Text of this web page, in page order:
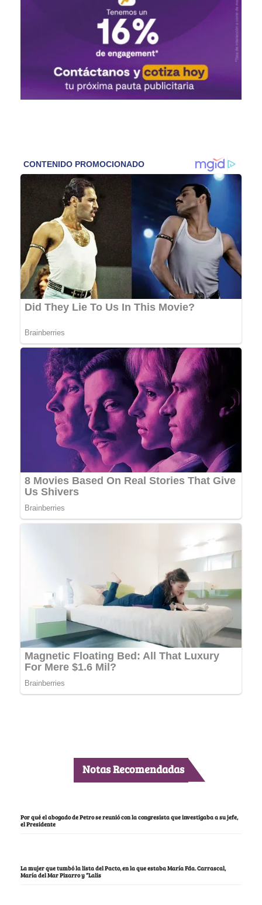
Notas Recomendadas
Por qué el abogado de Petro se reunió con la congresista que investigaba a su jefe,
el Presidente
La mujer que tumbó la lista del Pacto, en la que estaba María Fda. Carrascal,
María del Mar Pizarro y “Lalis